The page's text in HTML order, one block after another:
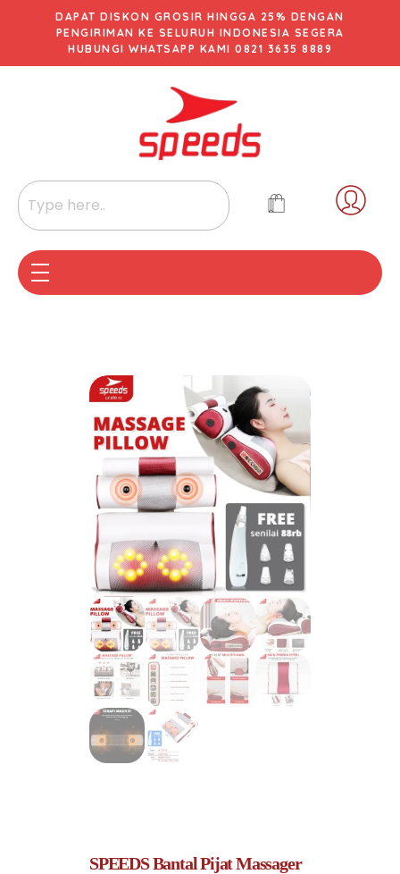
DAPAT DISKON GROSIR HINGGA 25% DENGAN
PENGIRIMAN KE SELURUH INDONESIA SEGERA
HUBUNGI WHATSAPP KAMI 0821 3635 8889
SPEEDS Bantal Pijat Massager